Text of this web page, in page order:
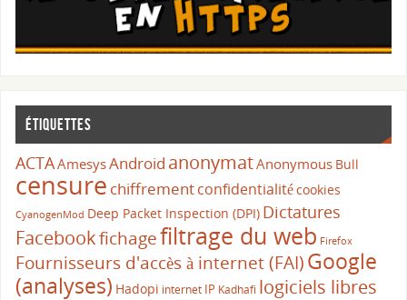
Étiquettes
ACTAAmesysAndroid anonymatAnonymous Bull
censure chiffrementconfidentialitécookies
CyanogenMod Deep Packet Inspection (DPI) Dictatures
Facebookfichagefiltrage du web Firefox
Fournisseurs d'accès à internet (FAI)Google
(analyses) Hadopi internet IP Kadhafi logiciels libres